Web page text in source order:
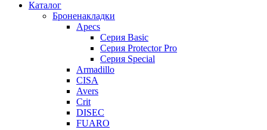
Каталог
Броненакладки
Apecs
Серия Basic
Серия Protector Pro
Серия Special
Armadillo
CISA
Avers
Crit
DISEC
FUARO